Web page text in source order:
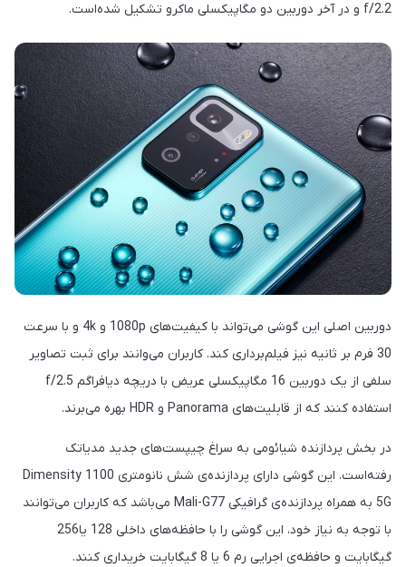
f/2.2 و در آخر دوربین دو مگاپیکسلی ماکرو تشکیل شده‌است.
دوربین اصلی این گوشی می‌تواند با کیفیت‌‌های 1080p و 4k و با سرعت
30 فرم بر ثانیه نیز فیلم‌برداری کند. کاربران می‌وانند برای ثبت تصاویر
سلفی از یک دوربین 16 مگاپیکسلی عریض با دریچه دیافراگم f/2.5
استفاده کنند که از قابلیت‌های Panorama و HDR بهره می‌برند.
در بخش پردازنده شیائومی به سراغ چیپست‌های جدید مدیاتک
رفته‌است. این گوشی دارای پردازنده‌ی شش نانومتری Dimensity 1100
5G به همراه پردازنده‌ی گرافیکی Mali-G77 می‌باشد که کاربران می‌توانند
با توجه به نیاز خود، این گوشی را با حافظه‌های داخلی 128 یا256
گیگابایت و حافظه‌ی اجرایی رم 6 یا 8 گیگابایت خریداری کنند.